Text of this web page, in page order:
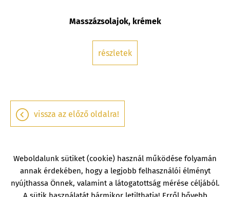
Masszázsolajok, krémek
részletek
vissza az előző oldalra!
Oldal információk Adatkezelési tájékoztató Impresszum
Weboldalunk sütiket (cookie) használ működése folyamán
annak érdekében, hogy a legjobb felhasználói élményt
nyújthassa Önnek, valamint a látogatottság mérése céljából.